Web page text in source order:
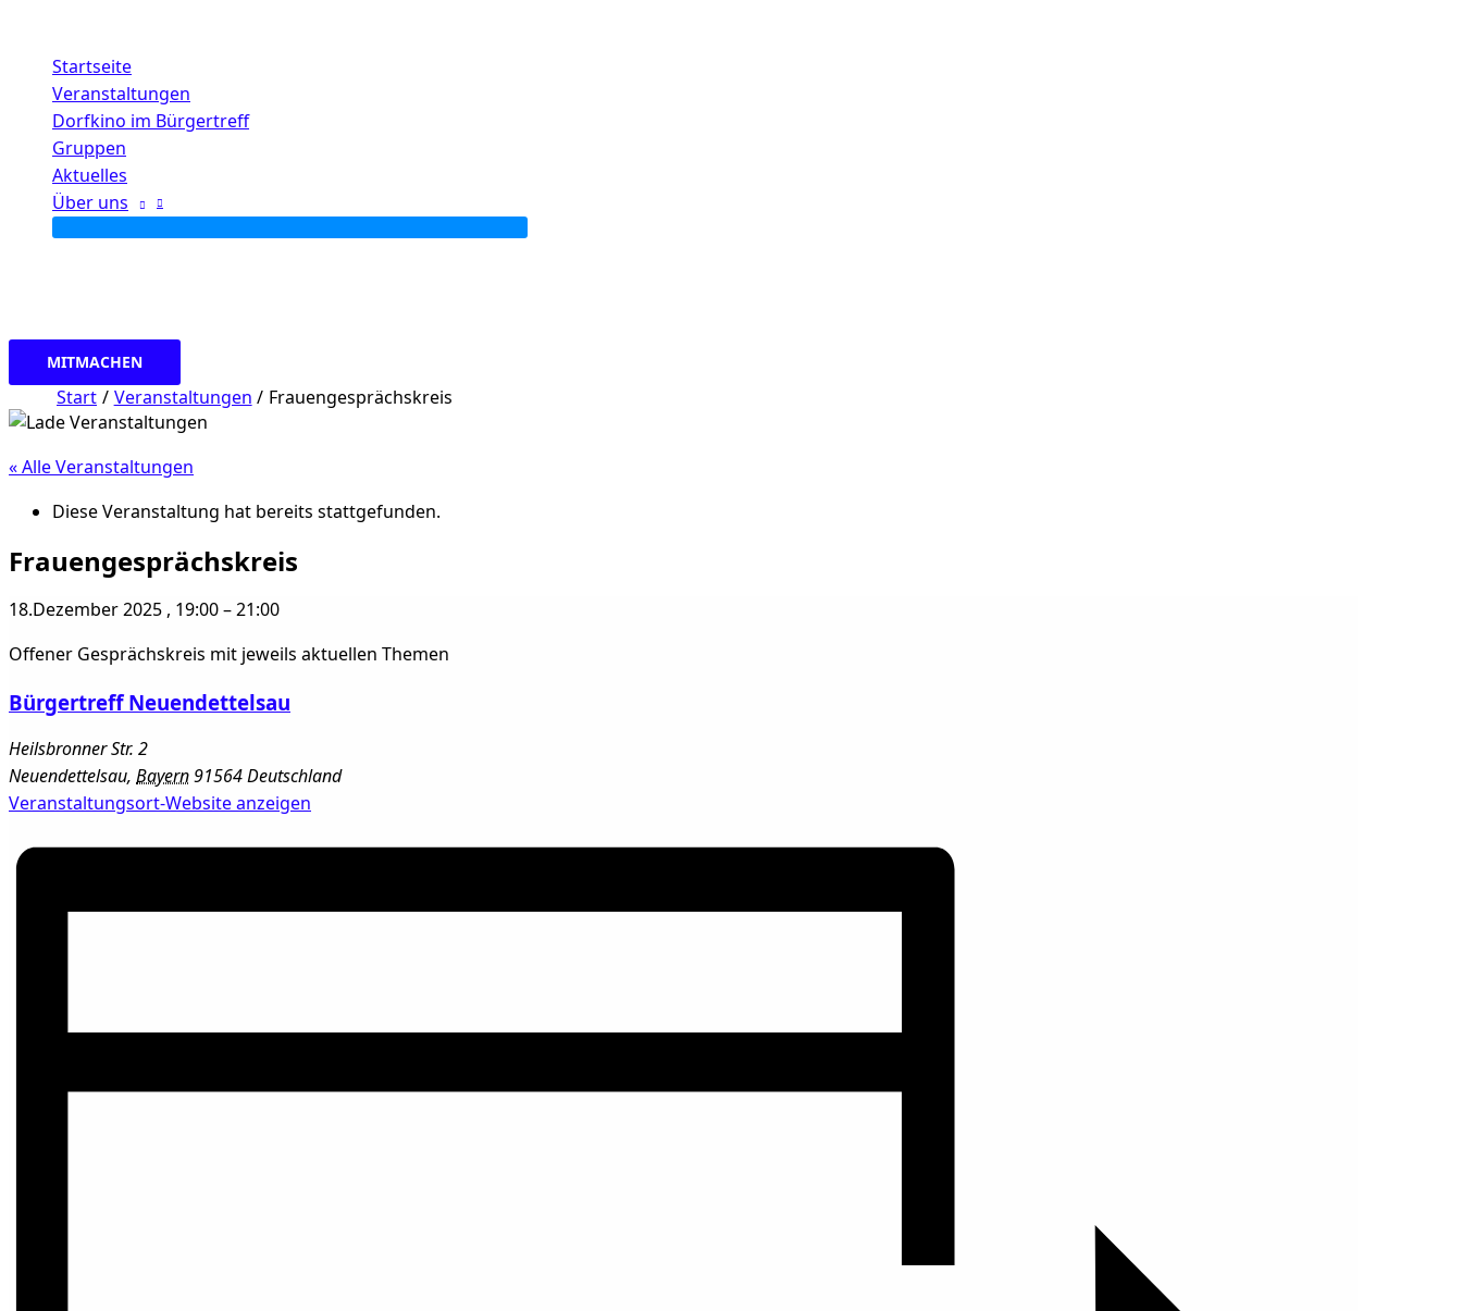
springenStartseite
Veranstaltungen
Dorfkino im Bürgertreff
Gruppen
Aktuelles
Über uns
MITMACHEN
Start Veranstaltungen Frauengesprächskreis
« Alle Veranstaltungen
Diese Veranstaltung hat bereits stattgefunden.
Frauengesprächskreis
18.Dezember 2025 , 19:00–21:00
Offener Gesprächskreis mit jeweils aktuellen Themen
Bürgertreff Neuendettelsau
Heilsbronner Str. 2
Neuendettelsau, Bayern91564Deutschland
Veranstaltungsort-Website anzeigen